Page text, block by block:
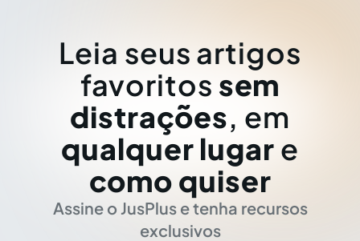
Leia seus artigos
favoritos sem
distrações, em
qualquer lugar e
como quiser
Assine o JusPlus e tenha recursos
exclusivos